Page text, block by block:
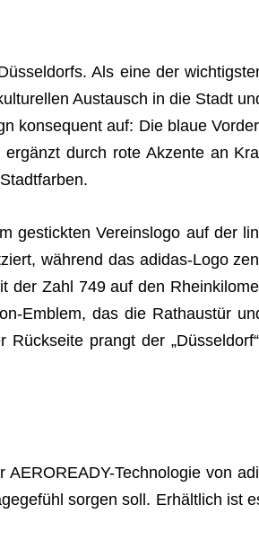
Als eine der
Aus­tausch in die Stadt
kon­se­quent auf: Die blaue
ergänzt durch rote Akzente an
gestick­ten Ver­eins­logo auf der
wäh­rend das adi­das-Logo
der Zahl 749 auf den
Emblem, das die Rat­haus­tür
prangt der
AERO­RE­ADY-Tech­no­lo­gie von
sor­gen soll. Erhält­lich ist